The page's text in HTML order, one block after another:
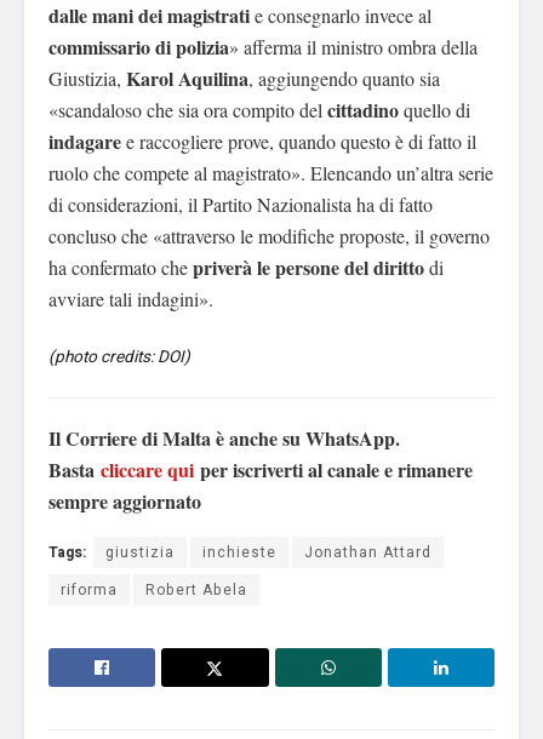
dalle mani dei magistratie consegnarlo invece al
commissario di polizia» afferma il ministro ombra della
Giustizia, Karol Aquilina, aggiungendo quanto sia
«scandaloso che sia ora compito del cittadinoquello di
indagaree raccogliere prove, quando questo è di fatto il
ruolo che compete al magistrato». Elencando un’altra serie
di considerazioni, il Partito Nazionalista ha di fatto
concluso che «attraverso le modifiche proposte, il governo
ha confermato chepriverà le persone del dirittodi
avviare tali indagini».
(photo credits: DOI)
Il Corriere di Malta è anche su WhatsApp.
Basta cliccare qui per iscriverti al canale e rimanere
sempre aggiornato
Tags: giustizia inchieste
Jonathan Attard
riforma
Robert Abela